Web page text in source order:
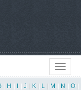
H J K L M N O